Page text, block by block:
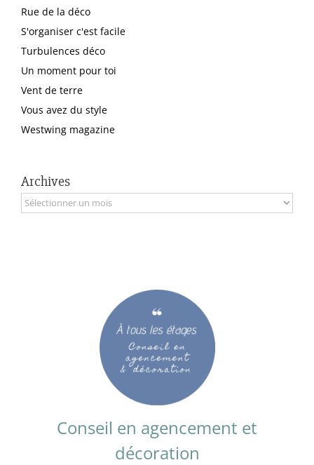
Rue de la déco
S'organiser c'est facile
Turbulences déco
Un moment pour toi
Vent de terre
Vous avez du style
Westwing magazine
Archives
Archives
Conseil en agencement et
décoration